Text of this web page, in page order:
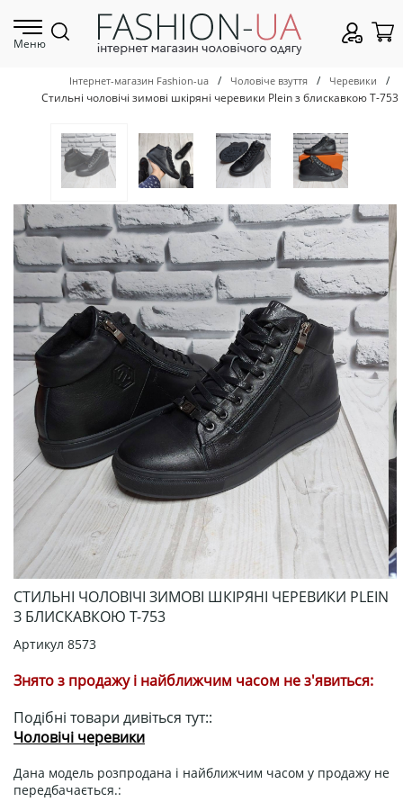
Меню
Інтернет-магазин Fashion-ua / Чоловіче взуття / Черевики
/
Стильні чоловічі зимові шкіряні черевики Plein з блискавкою Т-753
СТИЛЬНІ ЧОЛОВІЧІ ЗИМОВІ ШКІРЯНІ ЧЕРЕВИКИ PLEIN
З БЛИСКАВКОЮ Т-753
Артикул 8573
Знято з продажу і найближчим часом не з'явиться:
Подібні товари дивіться тут::
Чоловічі черевики
Дана модель розпродана і найближчим часом у продажу не
передбачається.: